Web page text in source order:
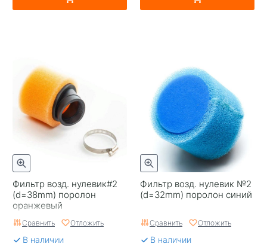
Фильтр возд. нулевик#2
(d=38mm) поролон
оранжевый
Сравнить Отложить
В наличии
Фильтр возд. нулевик №2
(d=32mm) поролон синий
Сравнить Отложить
В наличии